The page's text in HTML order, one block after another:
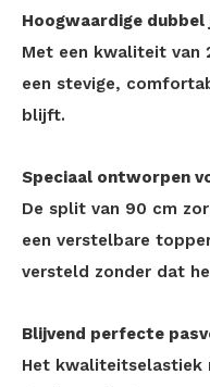
Hoogwaardige
Met een kwaliteit van
een stevige,
blijft.
Speciaal ontworpen
De split van 90 cm
een verstelbare
versteld zonder dat
Blijvend perfecte
Het kwaliteitselastiek